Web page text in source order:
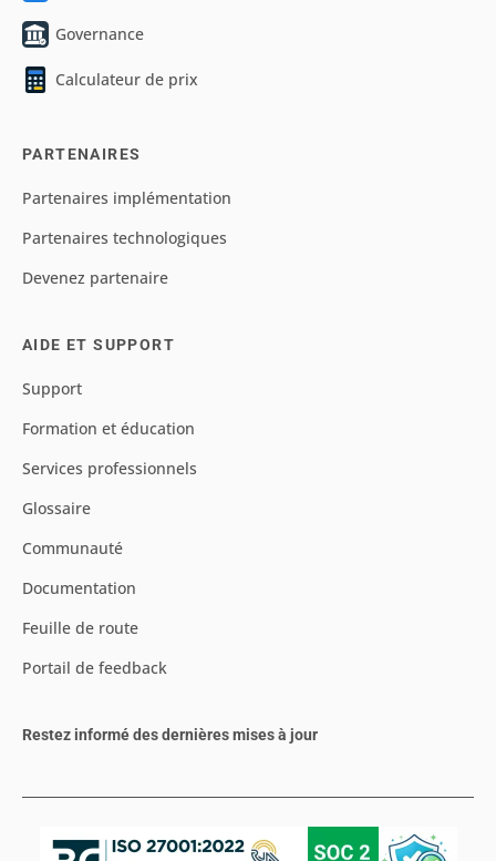
Governance
Calculateur de prix
PARTENAIRES
Partenaires implémentation
Partenaires technologiques
Devenez partenaire
AIDE ET SUPPORT
Support
Formation et éducation
Services professionnels
Glossaire
Communauté
Documentation
Feuille de route
Portail de feedback
Restez informé des dernières mises à jour